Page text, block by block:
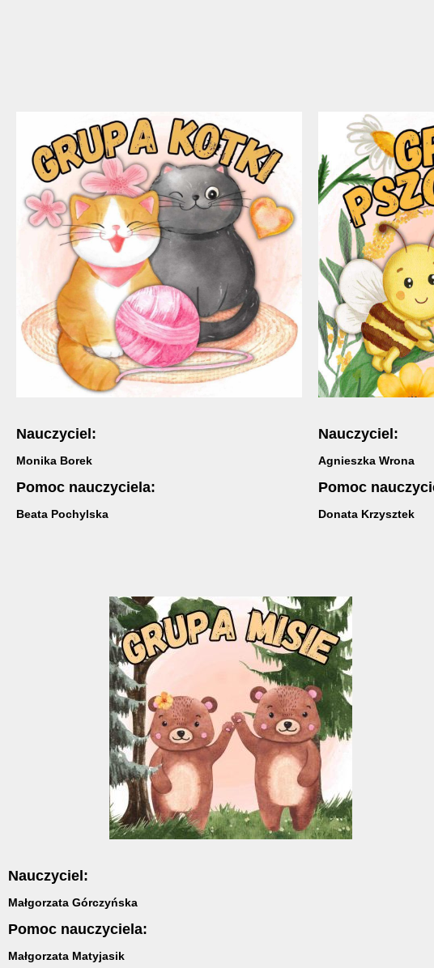
Nauczyciel:
Monika Borek
Pomoc nauczyciela:
Beata Pochylska
Nauczyciel:
Agnieszka Wrona
Pomoc
Donata Krzysztek
Nauczyciel:
Małgorzata Górczyńska
Pomoc nauczyciela:
Małgorzata Matyjasik